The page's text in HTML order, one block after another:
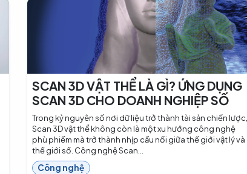
SCAN 3D VẬT THỂ LÀ GÌ? ỨNG DỤNG
SCAN 3D CHO DOANH NGHIỆP SỐ
Trong kỷ nguyên số nơi dữ liệu trở thành tài sản chiến lược,
Scan 3D vật thể không còn là một xu hướng công nghệ
phù phiếm mà trở thành nhịp cầu nối giữa thế giới vật lý và
thế giới số. Công nghệ Scan...
Công nghệ